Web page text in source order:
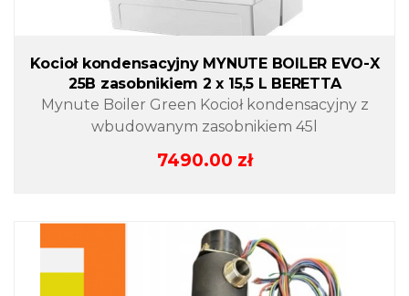
Kocioł kondensacyjny MYNUTE BOILER EVO-X
25B zasobnikiem 2 x 15,5 L BERETTA
Mynute Boiler Green Kocioł kondensacyjny z
wbudowanym zasobnikiem 45l
7490.00 zł